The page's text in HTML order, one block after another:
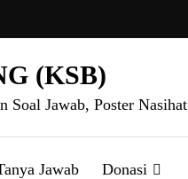
(KSB)
Jawab, Poster Nasihat
Jawab Donasi